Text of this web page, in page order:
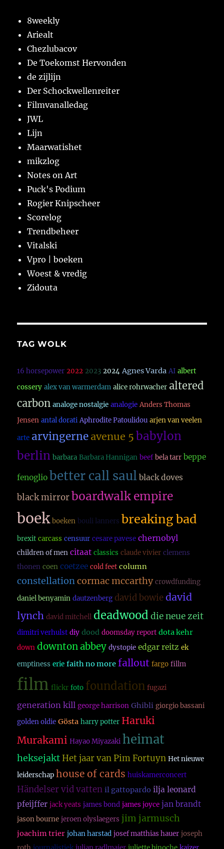
8weekly
Ariealt
Chezlubacov
De Toekomst Hervonden
de zijlijn
Der Schockwellenreiter
Filmvanalledag
JWL
Lijn
Maarwatishet
mikzlog
Notes on Art
Puck's Podium
Rogier Knipscheer
Scorelog
Trendbeheer
Vitalski
Vpro | boeken
Woest & vredig
Zidouta
TAG WOLK
16 horsepower 2022 2023 2024 Agnes Varda AI albert
cossery alex van warmerdam alice rohrwacher altered
carbon analoge nostalgie analogie Anders Thomas
Jensen antal dorati Aphrodite Patoulidou arjen van veelen
arte arvingerne avenue 5 babylon
berlin barbara Barbara Hannigan beef bela tarr beppe
fenoglio better call saul black doves
black mirror boardwalk empire
boek boeken bouli lanners breaking bad
brexit carcass censuur cesare pavese chernobyl
children of men citaat classics claude vivier clemens
thonen coen coetzee cold feet column
constellationcormac mccarthy crowdfunding
daniel benyamin dautzenberg david bowie david
lynch david mitchell deadwood die neue zeit
dimitri verhulst diy dood doomsday report dota kehr
down downton abbey dystopie edgar reitz ek
emptiness erie faith no more fallout fargo fillm
film flickr foto foundation fugazi
generation kill george harrison Ghibli giorgio bassani
golden oldie Gösta harry potter Haruki
Murakami Hayao Miyazaki heimat
heksejakt Het jaar van Pim Fortuyn Het nieuwe
leiderschap house of cards huiskamerconcert
Händelser vid vatten il gattopardo ilja leonard
pfeijffer jack yeats james bond james joyce jan brandt
jason bourne jeroen olyslaegers jim jarmusch
joachim trier johan harstad josef matthias hauer joseph